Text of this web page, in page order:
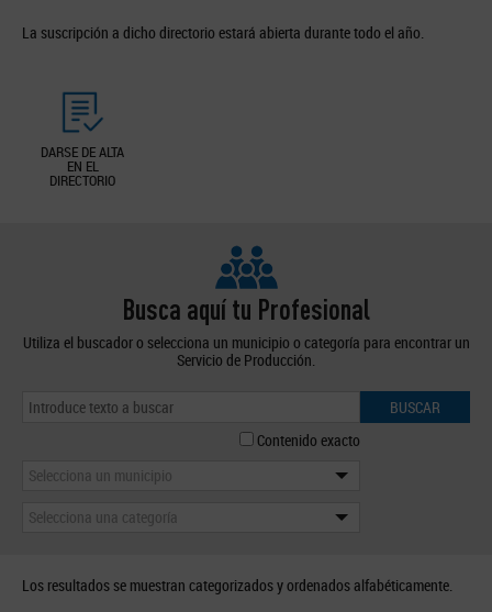
La suscripción a dicho directorio estará abierta durante todo el año.
DARSE DE ALTA
EN EL
DIRECTORIO
Busca aquí tu Profesional
Utiliza el buscador o selecciona un municipio o categoría para encontrar un
Servicio de Producción.
BUSCAR
Contenido exacto
Selecciona un municipio
Selecciona una categoría
Los resultados se muestran categorizados y ordenados alfabéticamente.